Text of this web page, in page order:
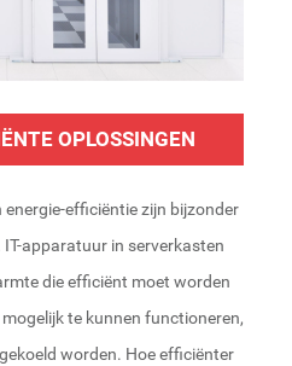
OPLOSSINGEN
energie-efficiëntie zijn bijzonder
apparatuur in serverkasten
die efficiënt moet worden
te kunnen functioneren,
worden. Hoe efficiënter